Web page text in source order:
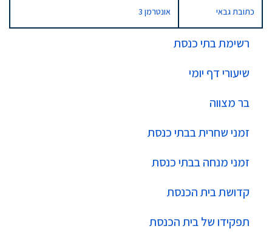
רשימת בתי כנסת
שיעורי דף יומי
בר מצווה
זמני שחרית בבתי כנסת
זמני מנחה בבתי כנסת
קדושת בית הכנסת
תפקידו של בית הכנסת
כתובת גבאי אונטרמן 3